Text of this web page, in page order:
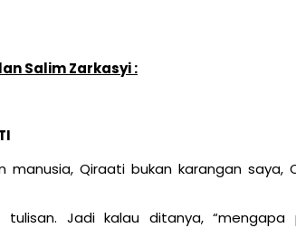
Salim Zarkasyi :
manusia, Qiraati bukan karangan saya,
tulisan. Jadi kalau ditanya,